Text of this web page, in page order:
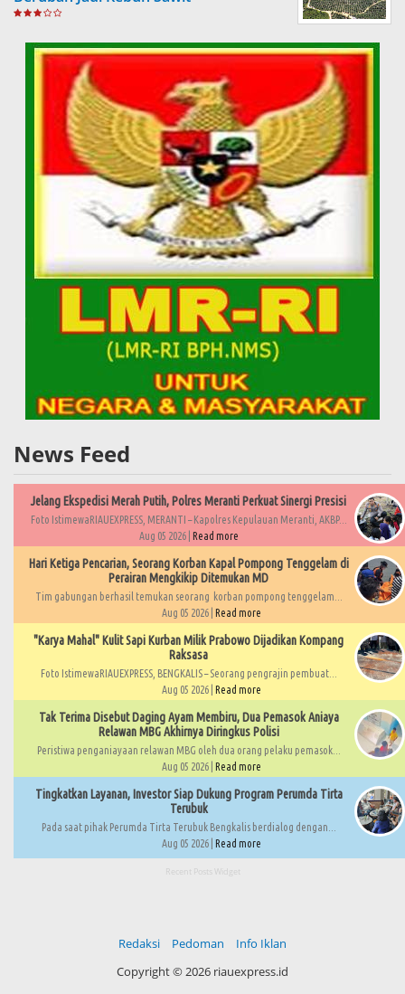
News Feed
Jelang Ekspedisi Merah Putih, Polres Meranti Perkuat Sinergi Presisi
Foto IstimewaRIAUEXPRESS, MERANTI – Kapolres Kepulauan Meranti, AKBP...
Aug 05 2026 | Read more
Hari Ketiga Pencarian, Seorang Korban Kapal Pompong Tenggelam di
Perairan Mengkikip Ditemukan MD
Tim gabungan berhasil temukan seorang korban pompong tenggelam...
Aug 05 2026 | Read more
"Karya Mahal" Kulit Sapi Kurban Milik Prabowo Dijadikan Kompang
Raksasa
Foto IstimewaRIAUEXPRESS, BENGKALIS – Seorang pengrajin pembuat...
Aug 05 2026 | Read more
Tak Terima Disebut Daging Ayam Membiru, Dua Pemasok Aniaya
Relawan MBG Akhirnya Diringkus Polisi
Peristiwa penganiayaan relawan MBG oleh dua orang pelaku pemasok...
Aug 05 2026 | Read more
Tingkatkan Layanan, Investor Siap Dukung Program Perumda Tirta
Terubuk
Pada saat pihak Perumda Tirta Terubuk Bengkalis berdialog dengan...
Aug 05 2026 | Read more
Recent Posts Widget
Redaksi Pedoman
Info Iklan
Copyright © 2026 riauexpress.id